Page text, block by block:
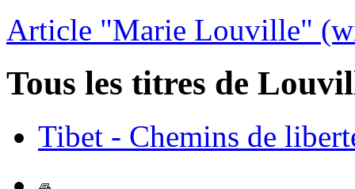
Article "Marie Louville"
Tous les titres de
Tibet - Chemins de